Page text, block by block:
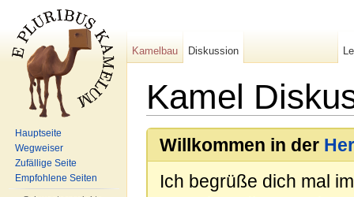
Kamel
Willkommen in der
Ich begrüße dich mal
Kamelbau Diskussion
Hauptseite
Wegweiser
Zufällige Seite
Empfohlene Seiten